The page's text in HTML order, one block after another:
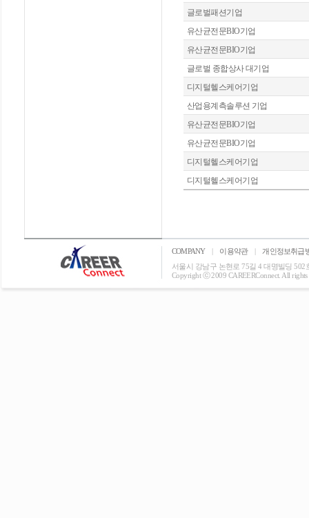
글로벌패션기업
유산균전문BIO기업
유산균전문BIO기업
글로벌 종합상사 대기업
디지털헬스케어기업
산업용계측솔루션 기업
유산균전문BIO기업
유산균전문BIO기업
디지털헬스케어기업
디지털헬스케어기업
COMPANY | 이용약관 |
개인정보취급
서울시 강남구 논현로 75길 4 대명빌딩 502
Copyright ⓒ 2009 CAREERConnect. All rights